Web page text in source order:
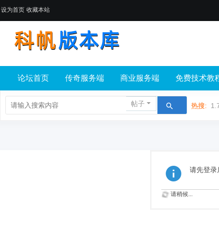
设为首页 收藏本站
论坛首页 传奇服务端 商业服务端 免费技术教
帖子 热搜:
请先登录
请稍候...